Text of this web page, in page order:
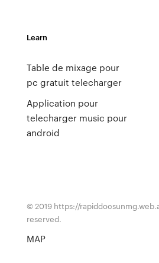
Learn
Table de mixage pour
pc gratuit telecharger
Application pour
telecharger music pour
android
© 2019 https://
reserved.
MAP